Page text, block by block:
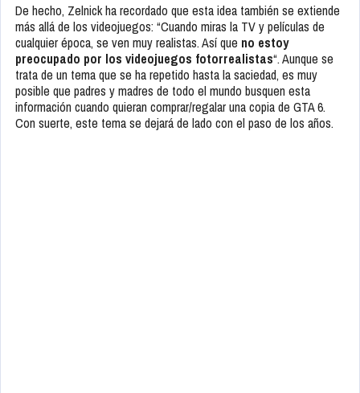
De hecho, Zelnick ha recordado que esta idea también se extiende
más allá de los videojuegos: “Cuando miras la TV y películas de
cualquier época, se ven muy realistas. Así que no estoy
preocupado por los videojuegos fotorrealistas“. Aunque se
trata de un tema que se ha repetido hasta la saciedad, es muy
posible que padres y madres de todo el mundo busquen esta
información cuando quieran comprar/regalar una copia de GTA 6.
Con suerte, este tema se dejará de lado con el paso de los años.